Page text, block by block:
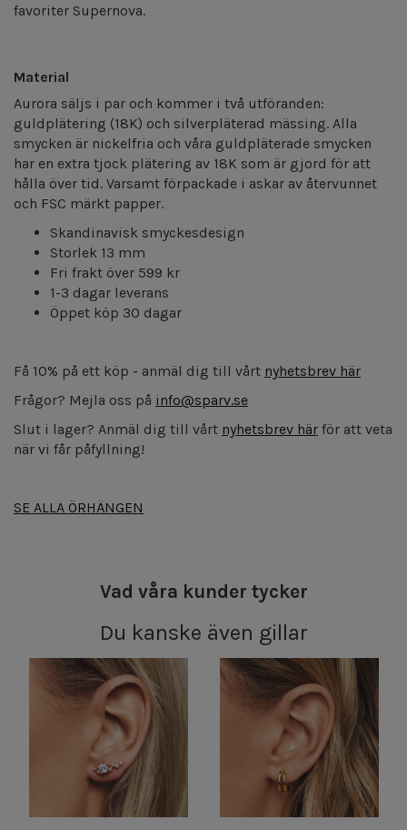
favoriter Supernova.
Material
Aurora säljs i par och kommer i två utföranden:
guldplätering (18K) och silverpläterad mässing. Alla
smycken är nickelfria och våra guldpläterade smycken
har en extra tjock plätering av 18K som är gjord för att
hålla över tid. Varsamt förpackade i askar av återvunnet
och FSC märkt papper.
Skandinavisk smyckesdesign
Storlek 13 mm
Fri frakt över 599 kr
1-3 dagar leverans
Öppet köp 30 dagar
Få 10% på ett köp - anmäl dig till vårt nyhetsbrev här
Frågor? Mejla oss på info@sparv.se
Slut i lager? Anmäl dig till vårt nyhetsbrev här för att veta
när vi får påfyllning!
SE ALLA ÖRHÄNGEN
Vad våra kunder tycker
Du kanske även gillar